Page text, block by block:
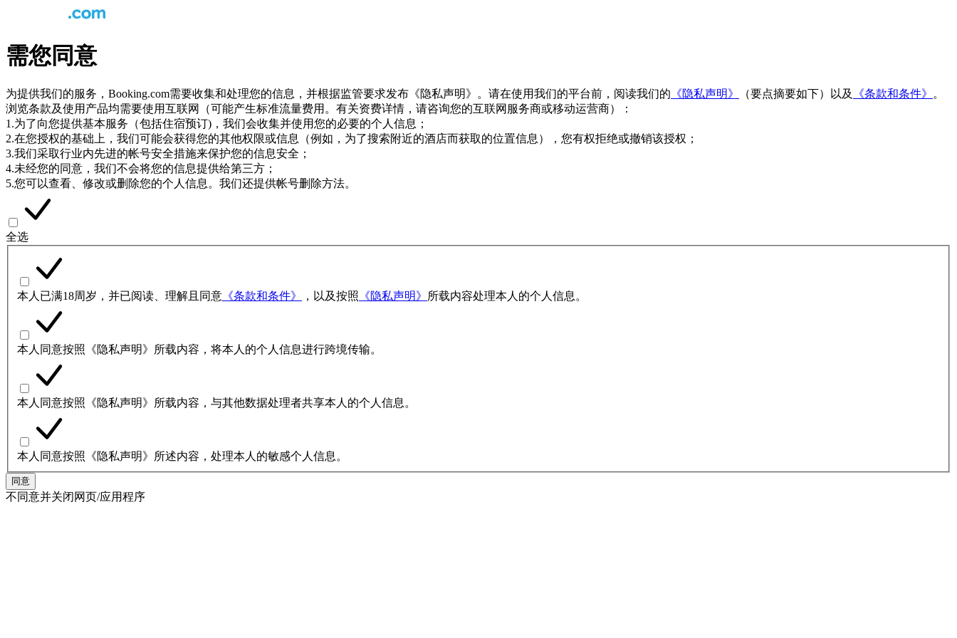
需您同意
为提供我们的服务，Booking.com需要收集和处理您的信息，并根据监管要求发布《隐私声明》。请在使用我们的平台前，阅读我们的 《隐私声明》 （要点摘要如下）以及 《条款和条件》
。
浏览条款及使用产品均需要使用互联网（可能产生标准流量费用。有关资费详情，请咨询您的互联网服务商或移动运营商）：
1.为了向您提供基本服务（包括住宿预订)，我们会收集并使用您的必要的个人信息；
2.在您授权的基础上，我们可能会获得您的其他权限或信息（例如，为了搜索附近的酒店而获取的位置信息），您有权拒绝或撤销该授权；
3.我们采取行业内先进的帐号安全措施来保护您的信息安全；
4.未经您的同意，我们不会将您的信息提供给第三方；
5.您可以查看、修改或删除您的个人信息。我们还提供帐号删除方法。
全选
本人已满18周岁，并已阅读、理解且同意 《条款和条件》 ，以及按照 《隐私声明》 所载内容处理本人的个人信息。
本人同意按照《隐私声明》所载内容，将本人的个人信息进行跨境传输。
本人同意按照《隐私声明》所载内容，与其他数据处理者共享本人的个人信息。
本人同意按照《隐私声明》所述内容，处理本人的敏感个人信息。
同意
不同意并关闭网页/应用程序